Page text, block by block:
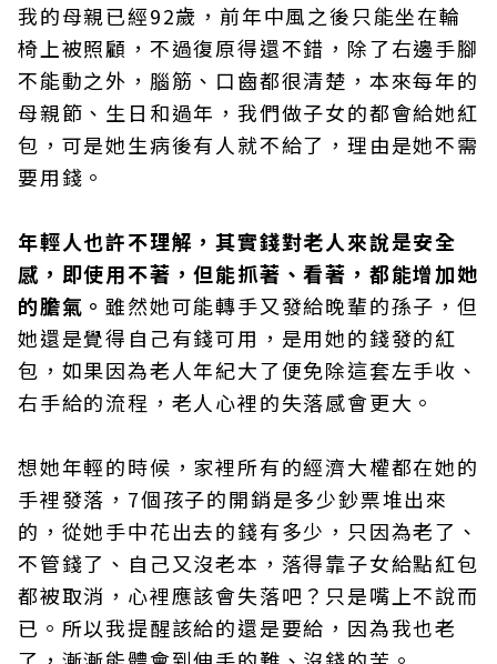
我的母親已經92歲，前年中風之後只能坐在輪
椅上被照顧，不過復原得還不錯，除了右邊手腳
不能動之外，腦筋、口齒都很清楚，本來每年的
母親節、生日和過年，我們做子女的都會給她紅
包，可是她生病後有人就不給了，理由是她不需
要用錢。
年輕人也許不理解，其實錢對老人來說是安全
感，即使用不著，但能抓著、看著，都能增加她
的膽氣。 雖然她可能轉手又發給晚輩的孫子，但
她還是覺得自己有錢可用，是用她的錢發的紅
包，如果因為老人年紀大了便免除這套左手收、
右手給的流程，老人心裡的失落感會更大。
想她年輕的時候，家裡所有的經濟大權都在她的
手裡發落，7個孩子的開銷是多少鈔票堆出來
的，從她手中花出去的錢有多少，只因為老了、
不管錢了、自己又沒老本，落得靠子女給點紅包
都被取消，心裡應該會失落吧？只是嘴上不說而
已。所以我提醒該給的還是要給，因為我也老